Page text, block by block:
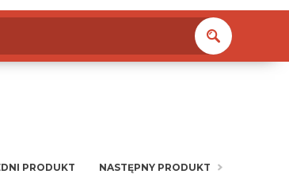
PRODUKT NASTĘPNY PRODUKT